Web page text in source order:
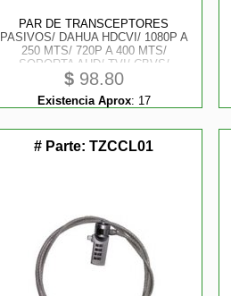
PAR DE TRANSCEPTORES
PASIVOS/ DAHUA HDCVI/ 1080P A
250 MTS/ 720P A 400 MTS/
SOPORTA AHD/ TVI/ CBVS/
$98.80
Existencia Aprox: 17
# Parte:TZCCL01